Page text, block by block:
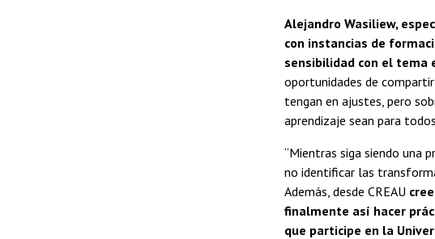
Alejandro Wasiliew,
con instancias de
sensibilidad con el tema
oportunidades de
tengan en ajustes, pero
aprendizaje sean para
“Mientras siga siendo una
no identificar las
Además, desde CREAU
finalmente así hacer
que participe en la